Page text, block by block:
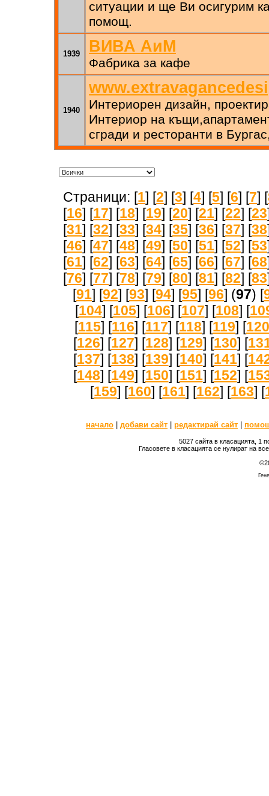
ситуации и ще Ви осигурим
помощ.
1939 ВИВА АиМ
Фабрика за кафе
1940
Интериорен дизайн,
Интериор на
сгради и ресторанти в
Страници: [1] [2] [3] [4] [5] [6] [7] [
[16] [17] [18] [19] [20] [21] [22] [23
[31] [32] [33] [34] [35] [36] [37] [38
[46] [47] [48] [49] [50] [51] [52] [53
[61] [62] [63] [64] [65] [66] [67] [68
[76] [77] [78] [79] [80] [81] [82] [83
[91] [92] [93] [94] [95] [96] (97) [
[104] [105] [106] [107] [108] [
[115] [116] [117] [118] [119] [120
[126] [127] [128] [129] [130] [
[137] [138] [139] [140] [141] [
[148] [149] [150] [151] [152] [
[159] [160] [161] [162] [163] [
начало | добави сайт | редактирай сайт |
5027 сайта в класацията, 1
Гласовете в класацията се нулират на